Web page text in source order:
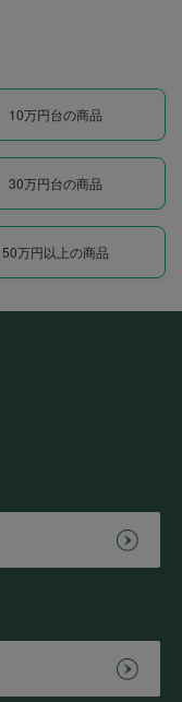
10万円台の商品
30万円台の商品
50万円以上の商品